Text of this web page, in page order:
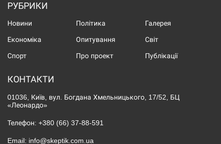
РУБРИКИ
Новини Політика Галерея
Економіка Опитування Світ
Спорт Про проект Публікації
КОНТАКТИ
01036, Київ, вул. Богдана Хмельницького, 17/52, БЦ
«Леонардо»
Телефон: +380 (66) 37-88-591
Email: info@skeptik.com.ua